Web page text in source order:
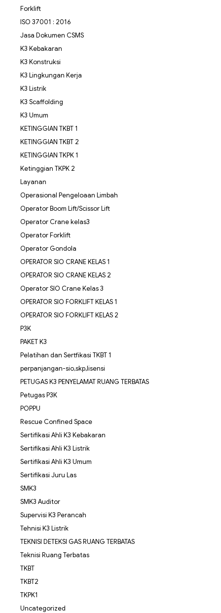
Forklift
ISO 37001 : 2016
Jasa Dokumen CSMS
K3 Kebakaran
K3 Konstruksi
K3 Lingkungan Kerja
K3 Listrik
K3 Scaffolding
K3 Umum
KETINGGIAN TKBT 1
KETINGGIAN TKBT 2
KETINGGIAN TKPK 1
Ketinggian TKPK 2
Layanan
Operasional Pengeloaan Limbah
Operator Boom Lift/Scissor Lift
Operator Crane kelas3
Operator Forklift
Operator Gondola
OPERATOR SIO CRANE KELAS 1
OPERATOR SIO CRANE KELAS 2
Operator SIO Crane Kelas 3
OPERATOR SIO FORKLIFT KELAS 1
OPERATOR SIO FORKLIFT KELAS 2
P3K
PAKET K3
Pelatihan dan Sertfikasi TKBT 1
perpanjangan-sio,skp,lisensi
PETUGAS K3 PENYELAMAT RUANG TERBATAS
Petugas P3K
POPPU
Rescue Confined Space
Sertifikasi Ahli K3 Kebakaran
Sertifikasi Ahli K3 Listrik
Sertifikasi Ahli K3 Umum
Sertifikasi Juru Las
SMK3
SMK3 Auditor
Supervisi K3 Perancah
Tehnisi K3 Listrik
TEKNISI DETEKSI GAS RUANG TERBATAS
Teknisi Ruang Terbatas
TKBT
TKBT2
TKPK1
Uncategorized